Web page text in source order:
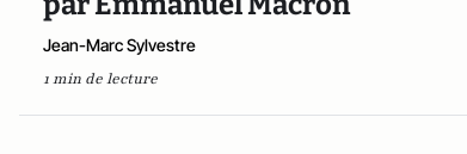
Jean-Marc Sylvestre
1 min de lecture